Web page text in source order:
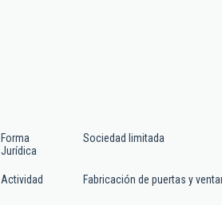
Forma
Jurídica
Sociedad limitada
Actividad Fabricación de puertas y